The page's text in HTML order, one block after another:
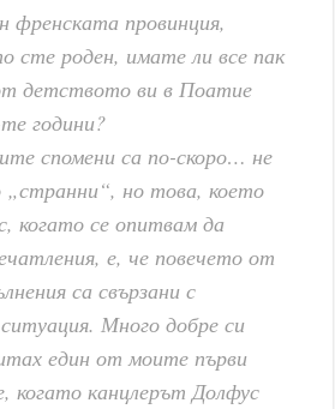
френската провинция,
сте роден, имате ли все пак
детството ви в Поатие
години?
спомени са по-скоро… не
„странни“, но това, което
когато се опитвам да
е, че повечето от
са свързани с
Много добре си
един от моите първи
когато канцлерът Долфус